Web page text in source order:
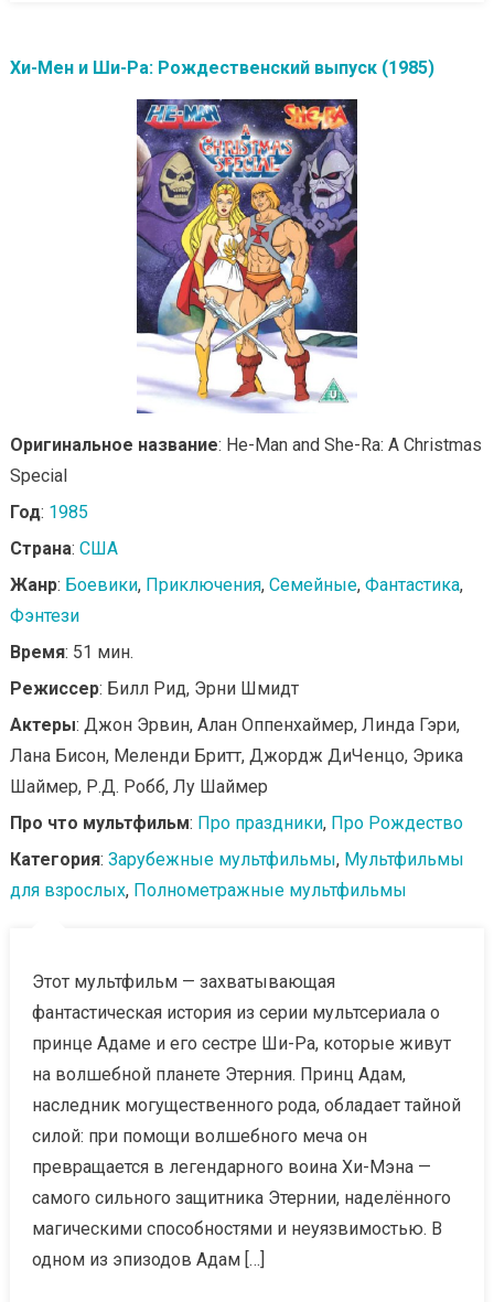
Хи-Мен и Ши-Ра: Рождественский выпуск (1985)
Оригинальное название: He-Man and She-Ra: A Christmas
Special
Год: 1985
Страна: США
Жанр: Боевики, Приключения, Семейные, Фантастика,
Фэнтези
Время: 51 мин.
Режиссер: Билл Рид, Эрни Шмидт
Актеры: Джон Эрвин, Алан Оппенхаймер, Линда Гэри,
Лана Бисон, Меленди Бритт, Джордж ДиЧенцо, Эрика
Шаймер, Р.Д. Робб, Лу Шаймер
Про что мультфильм: Про праздники, Про Рождество
Категория: Зарубежные мультфильмы, Мультфильмы
для взрослых, Полнометражные мультфильмы
Этот мультфильм — захватывающая
фантастическая история из серии мультсериала о
принце Адаме и его сестре Ши-Ра, которые живут
на волшебной планете Этерния. Принц Адам,
наследник могущественного рода, обладает тайной
силой: при помощи волшебного меча он
превращается в легендарного воина Хи-Мэна —
самого сильного защитника Этернии, наделённого
магическими способностями и неуязвимостью. В
одном из эпизодов Адам […]